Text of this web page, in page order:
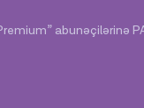
abunəçilərinə